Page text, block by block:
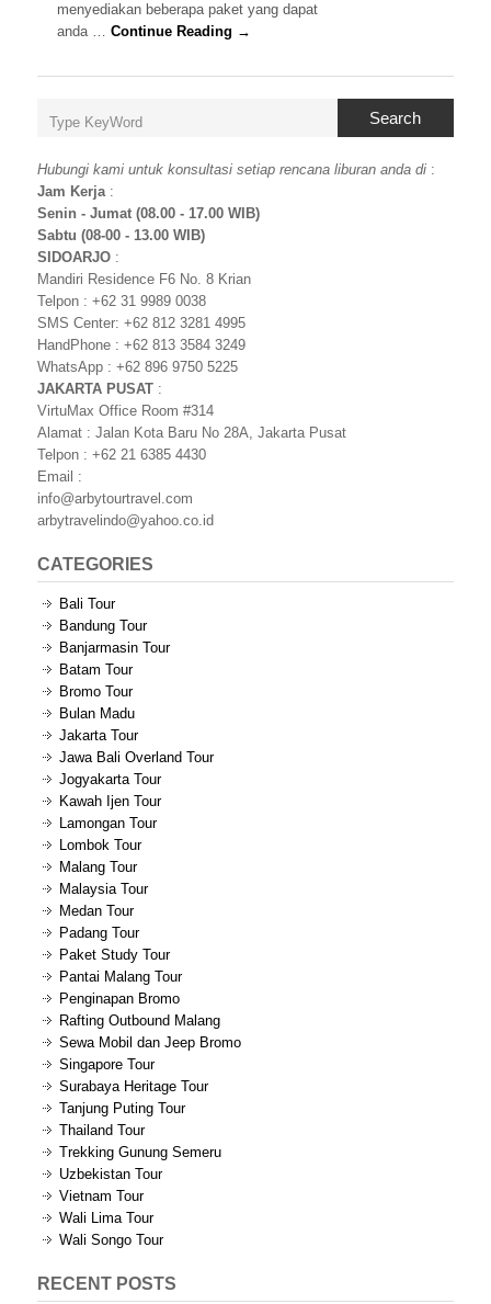
menyediakan beberapa paket yang dapat
anda …Continue Reading →
Search
Hubungi kami untuk konsultasi setiap rencana liburan anda di :
Jam Kerja:
Senin - Jumat (08.00 - 17.00 WIB)
Sabtu (08-00 - 13.00 WIB)
SIDOARJO :
Mandiri Residence F6 No. 8 Krian
Telpon : +62 31 9989 0038
SMS Center: +62 812 3281 4995
HandPhone : +62 813 3584 3249
WhatsApp : +62 896 9750 5225
JAKARTA PUSAT :
VirtuMax Office Room #314
Alamat : Jalan Kota Baru No 28A, Jakarta Pusat
Telpon : +62 21 6385 4430
Email :
info@arbytourtravel.com
arbytravelindo@yahoo.co.id
CATEGORIES
Bali Tour
Bandung Tour
Banjarmasin Tour
Batam Tour
Bromo Tour
Bulan Madu
Jakarta Tour
Jawa Bali Overland Tour
Jogyakarta Tour
Kawah Ijen Tour
Lamongan Tour
Lombok Tour
Malang Tour
Malaysia Tour
Medan Tour
Padang Tour
Paket Study Tour
Pantai Malang Tour
Penginapan Bromo
Rafting Outbound Malang
Sewa Mobil dan Jeep Bromo
Singapore Tour
Surabaya Heritage Tour
Tanjung Puting Tour
Thailand Tour
Trekking Gunung Semeru
Uzbekistan Tour
Vietnam Tour
Wali Lima Tour
Wali Songo Tour
RECENT POSTS